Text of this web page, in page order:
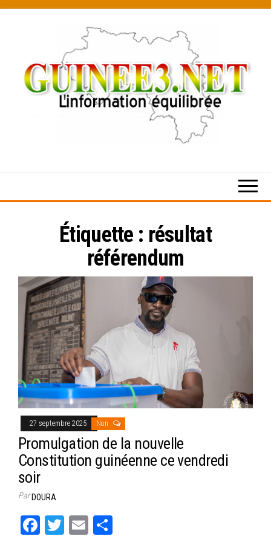
content
Étiquette : résultat
référendum
27 septembre 2025 Non
Promulgation de la nouvelle
Constitution guinéenne ce vendredi
soir
ParDOURA
Fa
T
E